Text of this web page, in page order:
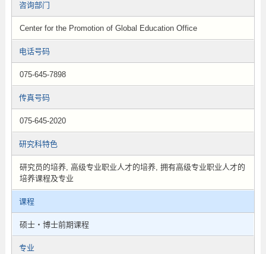
咨询部门
Center for the Promotion of Global Education Office
电话号码
075-645-7898
传真号码
075-645-2020
研究科特色
研究员的培养, 高级专业职业人才的培养, 拥有高级专业职业人才的
培养课程及专业
课程
硕士・博士前期课程
专业